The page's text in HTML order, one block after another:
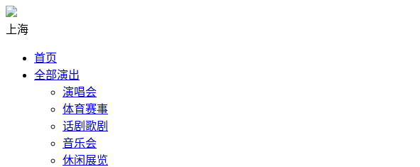
上海
首页
全部演出
演唱会
体育赛事
话剧歌剧
音乐会
休闲展览